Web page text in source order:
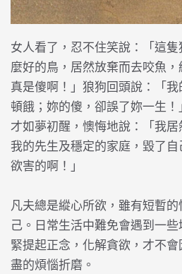
女人看了，忍不住笑說：「這
麼好的鳥，居然放棄而去咬魚，
真是傻啊！」狼狗回頭說：「
頓餓；妳的傻，卻誤了妳一生
才如夢初醒，懊悔地說：「我
我的先生及穩定的家庭，毀了
欲害的啊！」
凡夫總是縱心所欲，雖有短暫
己。日常生活中難免會遇到一
緊提起正念，化解貪欲，才不
盡的煩惱折磨。